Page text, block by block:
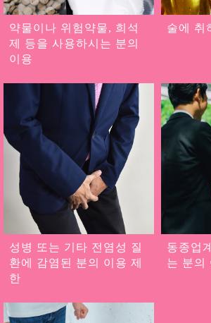
약물이나 위험약물, 희석
제 등을 사용하시는 분의
이용
술에 취
성병 또는 기타 전염성 질
환에 감염된 분의 이용 제
한
동종업
는 분의